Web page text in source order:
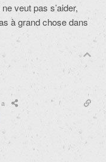
veut pas s’aider,
à grand chose dans